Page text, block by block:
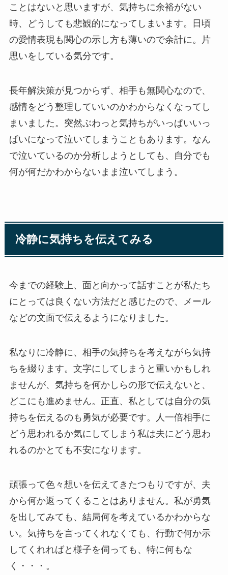
ことはないと思いますが、気持ちに余裕がない
時、どうしても悲観的になってしまいます。日頃
の愛情表現も関心の示し方も薄いので余計に。片
思いをしている気分です。
長年解決策が見つからず、相手も無関心なので、
感情をどう整理していいのかわからなくなってし
まいました。突然ぶわっと気持ちがいっぱいいっ
ぱいになって泣いてしまうこともあります。なん
で泣いているのか分析しようとしても、自分でも
何が何だかわからないまま泣いてしまう。
冷静に気持ちを伝えてみる
今までの経験上、面と向かって話すことが私たち
にとっては良くない方法だと感じたので、メール
などの文面で伝えるようになりました。
私なりに冷静に、相手の気持ちを考えながら気持
ちを綴ります。文字にしてしまうと重いかもしれ
ませんが、気持ちを何かしらの形で伝えないと、
どこにも進めません。正直、私としては自分の気
持ちを伝えるのも勇気が必要です。人一倍相手に
どう思われるか気にしてしまう私は夫にどう思わ
れるのかとても不安になります。
頑張って色々想いを伝えてきたつもりですが、夫
から何か返ってくることはありません。私が勇気
を出してみても、結局何を考えているかわからな
い。気持ちを言ってくれなくても、行動で何か示
してくれればと様子を伺っても、特に何もな
く・・・。